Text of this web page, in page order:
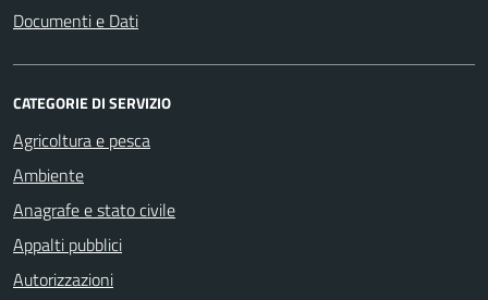
Documenti e Dati
CATEGORIE DI SERVIZIO
Agricoltura e pesca
Ambiente
Anagrafe e stato civile
Appalti pubblici
Autorizzazioni